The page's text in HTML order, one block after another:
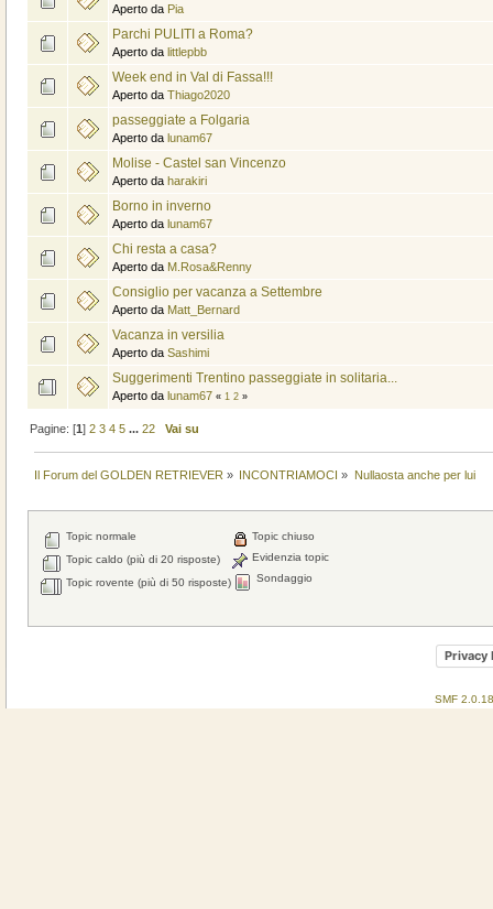
Aperto da Pia
Parchi PULITI a Roma?
Aperto da littlepbb
Week end in Val di Fassa!!!
Aperto da Thiago2020
passeggiate a Folgaria
Aperto da lunam67
Molise - Castel san Vincenzo
Aperto da harakiri
Borno in inverno
Aperto da lunam67
Chi resta a casa?
Aperto da M.Rosa&Renny
Consiglio per vacanza a Settembre
Aperto da Matt_Bernard
Vacanza in versilia
Aperto da Sashimi
Suggerimenti Trentino passeggiate in solitaria...
Aperto da lunam67 « 1 2»
Pagine: [1]2 3 4 5 ...22 Vai su
Il Forum del GOLDEN RETRIEVER » INCONTRIAMOCI » Nullaosta anche per lui
Topic normale
Topic caldo (più di 20 risposte)
Topic rovente (più di 50 risposte)
Topic chiuso
Evidenzia topic
Sondaggio
Privacy
SMF 2.0.18